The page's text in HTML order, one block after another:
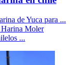
de Yuca para ...
Moler
...